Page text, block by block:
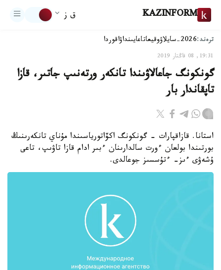
KAZINFORM ق ز
ترەند:2026-سايلاۋ وقيعاتاعايىنداۋاقوردا
19:31, 08 قاڭتار 2019
گونكونگ جاعالاۋىندا تانكەر ورتەنىپ جاتىر، قازا
تاپقاندار بار
استانا. قازاقپارات - گونكونگ اكۆاتورياسىندا مۇناي تانكەرىنىڭ
بورتىندا بولعان ءورت سالدارىنان ءبىر ادام قازا تاۋىپ، تاعى
ۇشەۋى ءىز- ءتۇسسىز جوعالدى.